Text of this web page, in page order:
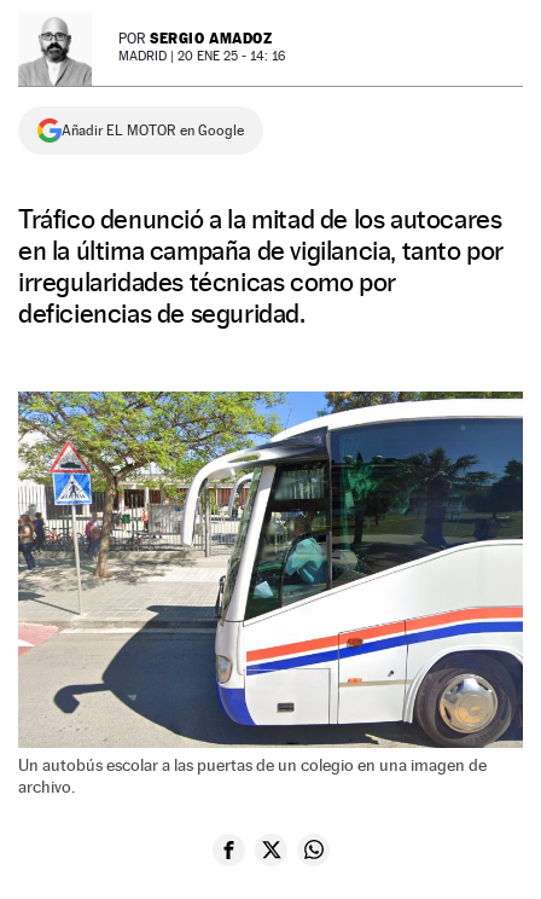
NEWSLETTER POR SERGIO AMADOZ
MADRID | 20 ENE 25 - 14: 16
Añadir EL MOTOR en Google
Tráfico denunció a la mitad de los autocares
en la última campaña de vigilancia, tanto por
irregularidades técnicas como por
deficiencias de seguridad.
Un autobús escolar a las puertas de un colegio en una imagen de
archivo.